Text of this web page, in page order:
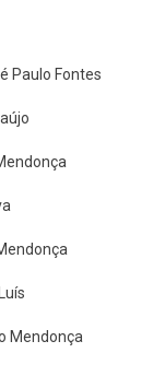
Paulo Fontes
Luís